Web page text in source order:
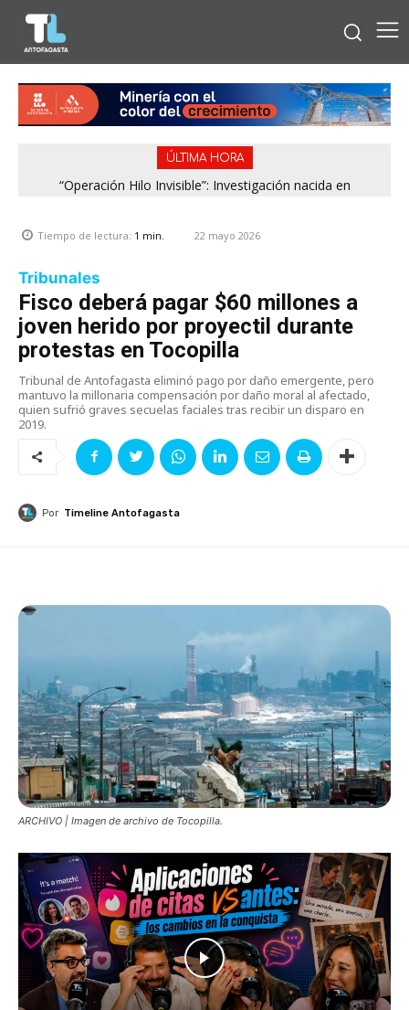
ÚLTIMA HORA
“Operación Hilo Invisible”: Investigación nacida en
Tiempo de lectura: 1 min. 22 mayo 2026
Tribunales
Fisco deberá pagar $60 millones a
joven herido por proyectil durante
protestas en Tocopilla
Tribunal de Antofagasta eliminó pago por daño emergente, pero
mantuvo la millonaria compensación por daño moral al afectado,
quien sufrió graves secuelas faciales tras recibir un disparo en
2019.
Por Timeline Antofagasta
ARCHIVO | Imagen de archivo de Tocopilla.